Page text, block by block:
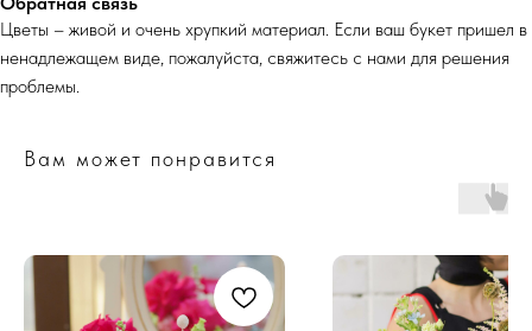
Цветы – живой и очень хрупкий материал. Если ваш букет пришел в
ненадлежащем виде, пожалуйста, свяжитесь с нами для решения
проблемы.
Вам может понравится